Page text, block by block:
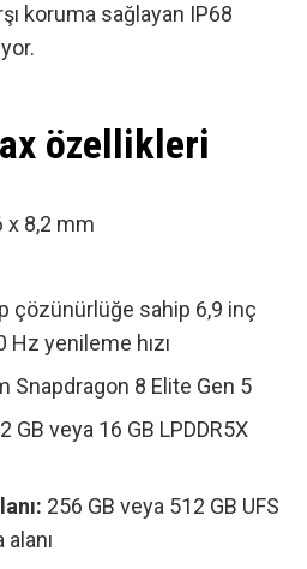
koruma sağlayan IP68
özellikleri
x 8,2 mm
çözünürlüğe sahip 6,9 inç
Hz yenileme hızı
Snapdragon 8 Elite Gen 5
GB veya 16 GB LPDDR5X
256 GB veya 512 GB UFS